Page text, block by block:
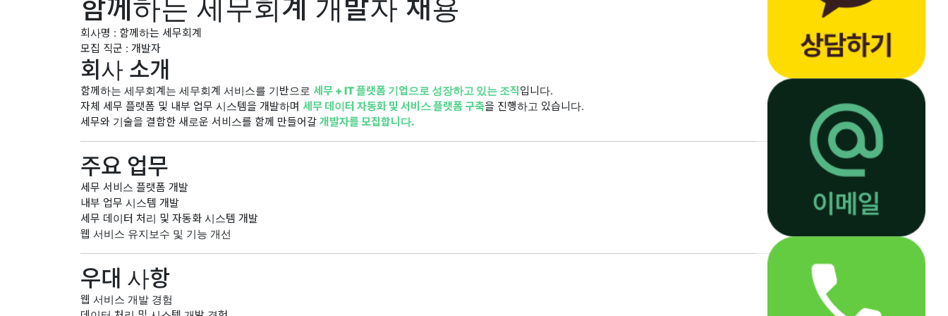
함께하는 세무회계 개발자 채용
회사명 : 함께하는 세무회계
모집 직군 : 개발자
회사 소개
함께하는 세무회계는 세무회계 서비스를 기반으로 세무 + IT 플랫폼 기업으로 성장하고 있는 조직입니다.
자체 세무 플랫폼 및 내부 업무 시스템을 개발하며 세무 데이터 자동화 및 서비스 플랫폼 구축을 진행하고 있습니다.
세무와 기술을 결합한 새로운 서비스를 함께 만들어갈 개발자를 모집합니다.
주요 업무
세무 서비스 플랫폼 개발
내부 업무 시스템 개발
세무 데이터 처리 및 자동화 시스템 개발
웹 서비스 유지보수 및 기능 개선
우대 사항
웹 서비스 개발 경험